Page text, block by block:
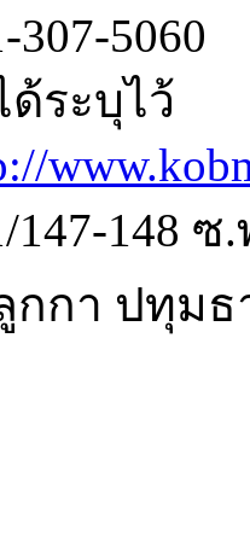
307-5060
ด้ระบุไว้
147-148
กกา ปทุมธ